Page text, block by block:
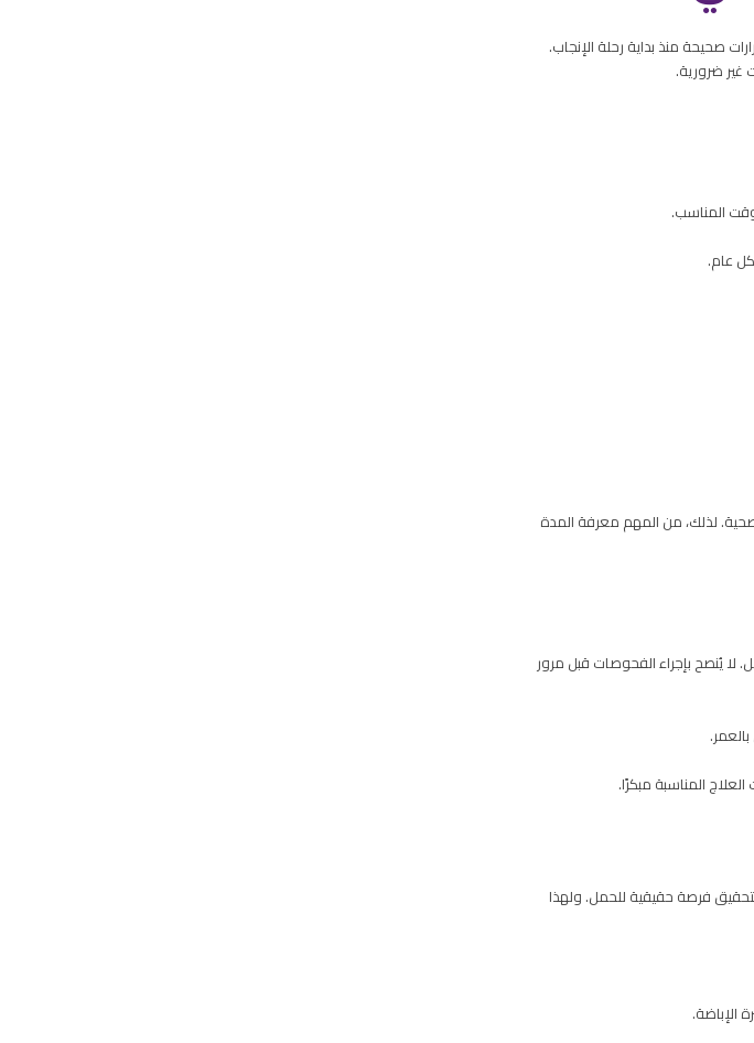
صحيحة منذ بداية رحلة الإنجاب.
غير ضرورية.
المناسب.
عام.
لذلك، من المهم معرفة المدة
يُنصح بإجراء الفحوصات قبل مرور
المناسبة مبكرًا.
فرصة حقيقية للحمل. ولهذا
الإباضة.